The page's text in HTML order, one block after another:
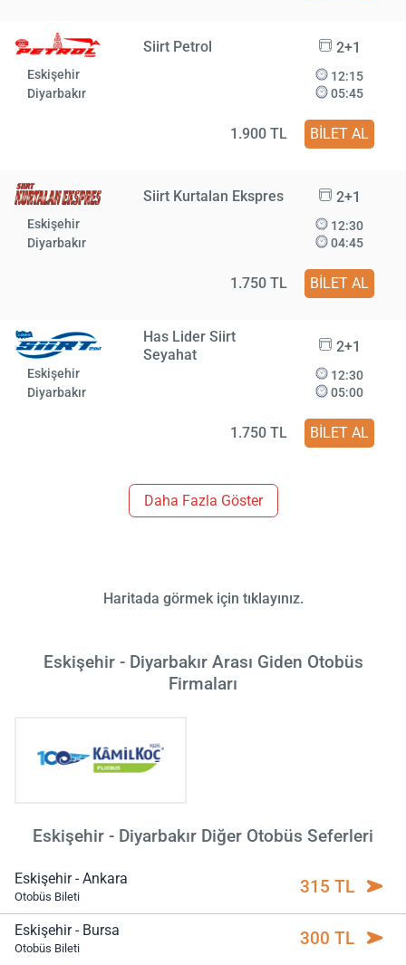
Siirt Petrol 2+1
Eskişehir
Diyarbakır
12:15
05:45
1.900 TL BİLET AL
Siirt Kurtalan Ekspres 2+1
Eskişehir
Diyarbakır
12:30
04:45
1.750 TL BİLET AL
Has Lider Siirt
Seyahat
2+1
Eskişehir
Diyarbakır
12:30
05:00
1.750 TL BİLET AL
Daha Fazla Göster
Haritada görmek için tıklayınız.
Eskişehir - Diyarbakır Arası Giden Otobüs
Firmaları
Eskişehir - Diyarbakır Diğer Otobüs Seferleri
Eskişehir - Ankara
Otobüs Bileti 315 TL
Eskişehir - Bursa
Otobüs Bileti 300 TL